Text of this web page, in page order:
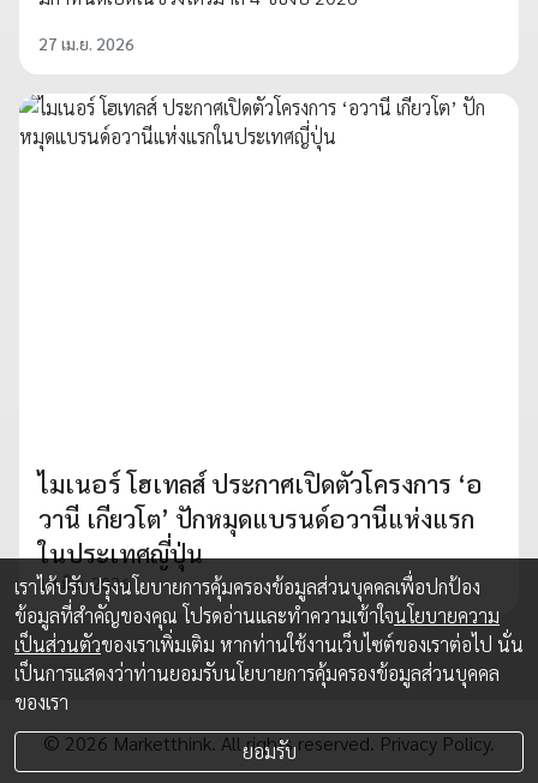
27 เม.ย. 2026
ไมเนอร์ โฮเทลส์ ประกาศเปิดตัวโครงการ ‘อ
วานี เกียวโต’ ปักหมุดแบรนด์อวานีแห่งแรก
ในประเทศญี่ปุ่น
18 มิ.ย. 2026
© 2026 Marketthink. All rights reserved. Privacy Policy.
เราได้ปรับปรุงนโยบายการคุ้มครองข้อมูลส่วนบุคคลเพื่อปกป้อง
ข้อมูลที่สำคัญของคุณ โปรดอ่านและทำความเข้าใจนโยบายความ
เป็นส่วนตัวของเราเพิ่มเติม หากท่านใช้งานเว็บไซต์ของเราต่อไป นั่น
เป็นการแสดงว่าท่านยอมรับนโยบายการคุ้มครองข้อมูลส่วนบุคคล
ของเรา
ยอมรับ